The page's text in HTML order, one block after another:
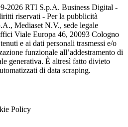
2026 RTI S.p.A. Business Digital -
riservati - Per la pubblicità
Mediaset N.V., sede legale
Viale Europa 46, 20093 Cologno
e ai dati personali trasmessi e/o
funzionale all’addestramento di
generativa. È altresì fatto divieto
di data scraping.
Policy